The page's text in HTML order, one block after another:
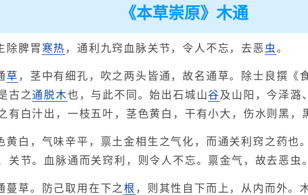
《本草崇原》木通
除脾胃 寒热 ，通利九窍血脉关节，令人不忘，去恶 虫。
草 ，茎中有细孔，吹之两头皆通，故名通草。除士良撰《
古之通脱木也，与此不同。始出石城山谷及山阳，今泽潞
有白汁出，一枝五叶，茎色黄白，干有小大，伤水则黑，
黄白，气味辛平，禀土金相生之气化，而通关利窍之药也
关节。血脉通而关窍利，则令人不忘。禀金气，故去恶虫。
蔓草。防己取用在下之根 ，则其性自下而上，从内而外。